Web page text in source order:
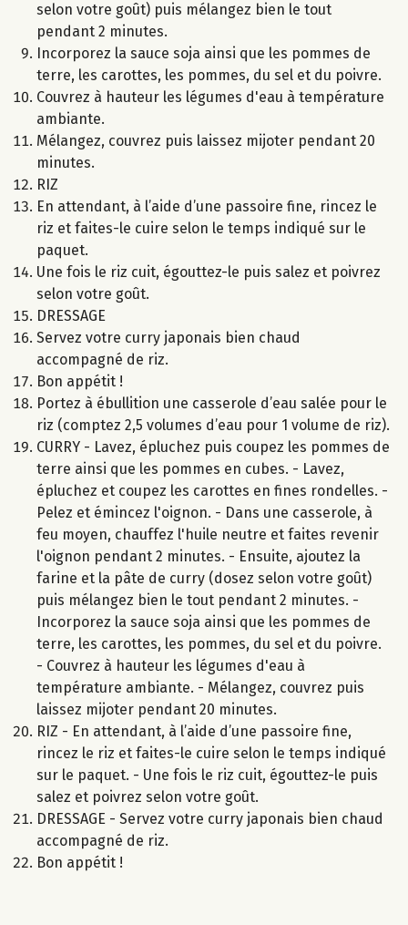
selon votre goût) puis mélangez bien le tout
pendant 2 minutes.
Incorporez la sauce soja ainsi que les pommes de
terre, les carottes, les pommes, du sel et du poivre.
Couvrez à hauteur les légumes d'eau à température
ambiante.
Mélangez, couvrez puis laissez mijoter pendant 20
minutes.
RIZ
En attendant, à l’aide d’une passoire fine, rincez le
riz et faites-le cuire selon le temps indiqué sur le
paquet.
Une fois le riz cuit, égouttez-le puis salez et poivrez
selon votre goût.
DRESSAGE
Servez votre curry japonais bien chaud
accompagné de riz.
Bon appétit !
Portez à ébullition une casserole d’eau salée pour le
riz (comptez 2,5 volumes d’eau pour 1 volume de riz).
CURRY - Lavez, épluchez puis coupez les pommes de
terre ainsi que les pommes en cubes. - Lavez,
épluchez et coupez les carottes en fines rondelles. -
Pelez et émincez l'oignon. - Dans une casserole, à
feu moyen, chauffez l'huile neutre et faites revenir
l'oignon pendant 2 minutes. - Ensuite, ajoutez la
farine et la pâte de curry (dosez selon votre goût)
puis mélangez bien le tout pendant 2 minutes. -
Incorporez la sauce soja ainsi que les pommes de
terre, les carottes, les pommes, du sel et du poivre.
- Couvrez à hauteur les légumes d'eau à
température ambiante. - Mélangez, couvrez puis
laissez mijoter pendant 20 minutes.
RIZ - En attendant, à l’aide d’une passoire fine,
rincez le riz et faites-le cuire selon le temps indiqué
sur le paquet. - Une fois le riz cuit, égouttez-le puis
salez et poivrez selon votre goût.
DRESSAGE - Servez votre curry japonais bien chaud
accompagné de riz.
Bon appétit !